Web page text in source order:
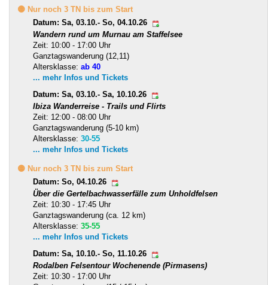
🟡 Nur noch 3 TN bis zum Start
Datum: Sa, 03.10.- So, 04.10.26
Wandern rund um Murnau am Staffelsee
Zeit: 10:00 - 17:00 Uhr
Ganztagswanderung (12,11)
Altersklasse: ab 40
... mehr Infos und Tickets
Datum: Sa, 03.10.- Sa, 10.10.26
Ibiza Wanderreise - Trails und Flirts
Zeit: 12:00 - 08:00 Uhr
Ganztagswanderung (5-10 km)
Altersklasse: 30-55
... mehr Infos und Tickets
🟡 Nur noch 3 TN bis zum Start
Datum: So, 04.10.26
Über die Gertelbachwasserfälle zum Unholdfelsen
Zeit: 10:30 - 17:45 Uhr
Ganztagswanderung (ca. 12 km)
Altersklasse: 35-55
... mehr Infos und Tickets
Datum: Sa, 10.10.- So, 11.10.26
Rodalben Felsentour Wochenende (Pirmasens)
Zeit: 10:30 - 17:00 Uhr